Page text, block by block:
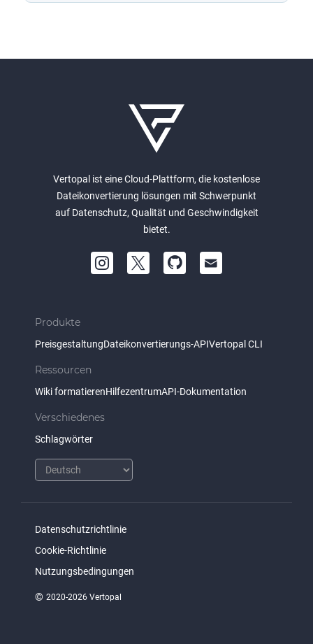
Vertopal ist eine Cloud-Plattform, die kostenlose
Dateikonvertierung lösungen mit Schwerpunkt
auf Datenschutz, Qualität und Geschwindigkeit
bietet.
Produkte
PreisgestaltungDateikonvertierungs-APIVertopal CLI
Ressourcen
Wiki formatierenHilfezentrumAPI-Dokumentation
Verschiedenes
Schlagwörter
Datenschutzrichtlinie
Cookie-Richtlinie
Nutzungsbedingungen
© 2020-2026 Vertopal